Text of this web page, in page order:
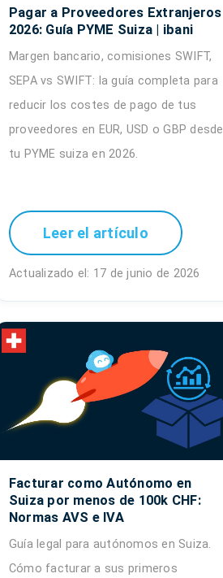
Pagar a Proveedores Extranjeros
2026: Guía PYME Suiza | ibani
Margen bancario, comisiones SWIFT,
SEPA vs SWIFT: la guía completa para
reducir los costes de pago de tus
proveedores en EUR, USD o GBP desde
tu PYME suiza en 2026.
Leer el artículo
Actualizado el: 17 de junio de 2026
Facturar como Autónomo en
Suiza por menos de 100k CHF:
Normas AVS e IVA
Guía legal para autónomos en Suiza.
Cómo facturar a sus primeros